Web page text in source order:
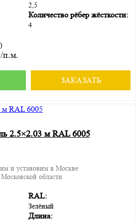
2,5
Количество рёбер жёсткости:
4
п.м.
ЗАКАЗАТЬ
2.5×2.03 м RAL 6005
и установим в Москве
области
RAL:
Зелёный
Длина: